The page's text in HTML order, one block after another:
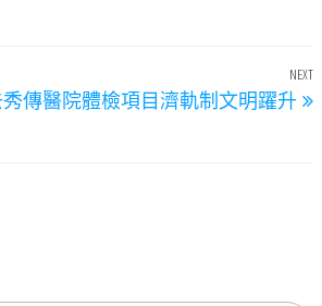
NEXT
傳醫院體檢項目濟軌制文明躍升